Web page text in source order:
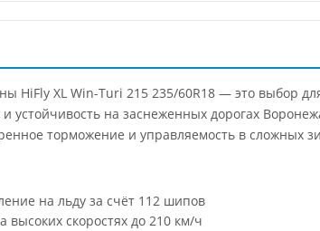
HiFly XL Win-Turi 215 235/60R18 — это выбор
устойчивость на заснеженных дорогах
торможение и управляемость в сложных
на льду за счёт 112 шипов
высоких скоростях до 210 км/ч